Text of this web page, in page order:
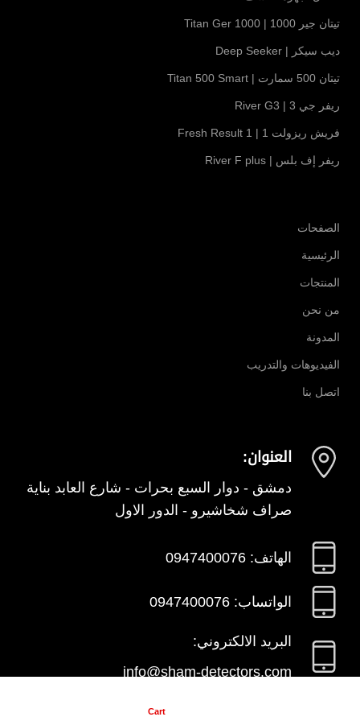
تيتان جير 1000 | Titan Ger 1000
ديب سيكر | Deep Seeker
تيتان 500 سمارت | Titan 500 Smart
ريفر جي 3 | River G3
فريش ريزولت 1 | Fresh Result 1
ريفر إف بلس | River F plus
الصفحات
الرئيسية
المنتجات
من نحن
المدونة
الفيديوهات والتدريب
اتصل بنا
العنوان:
دمشق - دوار السبع بحرات - شارع العابد بناية
صراف شخاشيرو - الدور الاول
الهاتف: 0947400076
الواتساب: 0947400076
البريد الالكتروني:
info@sham-detectors.com
Cart